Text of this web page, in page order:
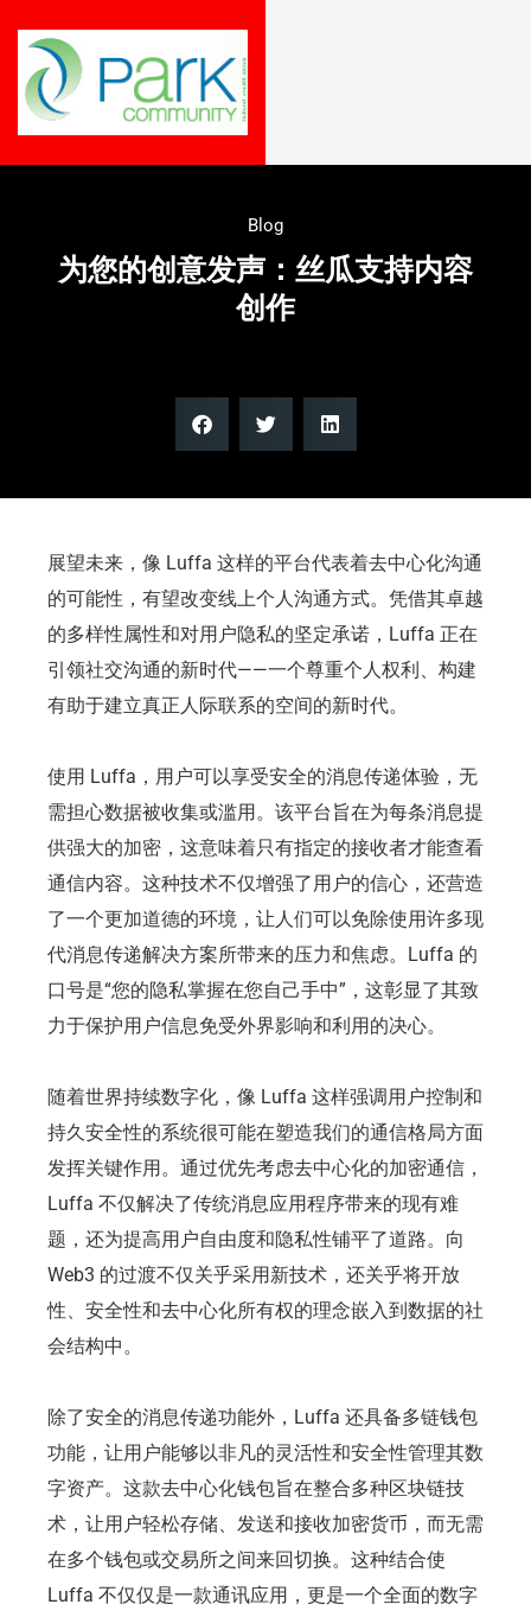
Blog
为您的创意发声：丝瓜支持内容
创作
展望未来，像 Luffa 这样的平台代表着去中心化沟通
的可能性，有望改变线上个人沟通方式。凭借其卓越
的多样性属性和对用户隐私的坚定承诺，Luffa 正在
引领社交沟通的新时代——一个尊重个人权利、构建
有助于建立真正人际联系的空间的新时代。
使用 Luffa，用户可以享受安全的消息传递体验，无
需担心数据被收集或滥用。该平台旨在为每条消息提
供强大的加密，这意味着只有指定的接收者才能查看
通信内容。这种技术不仅增强了用户的信心，还营造
了一个更加道德的环境，让人们可以免除使用许多现
代消息传递解决方案所带来的压力和焦虑。Luffa 的
口号是“您的隐私掌握在您自己手中”，这彰显了其致
力于保护用户信息免受外界影响和利用的决心。
随着世界持续数字化，像 Luffa 这样强调用户控制和
持久安全性的系统很可能在塑造我们的通信格局方面
发挥关键作用。通过优先考虑去中心化的加密通信，
Luffa 不仅解决了传统消息应用程序带来的现有难
题，还为提高用户自由度和隐私性铺平了道路。向
Web3 的过渡不仅关乎采用新技术，还关乎将开放
性、安全性和去中心化所有权的理念嵌入到数据的社
会结构中。
除了安全的消息传递功能外，Luffa 还具备多链钱包
功能，让用户能够以非凡的灵活性和安全性管理其数
字资产。这款去中心化钱包旨在整合多种区块链技
术，让用户轻松存储、发送和接收加密货币，而无需
在多个钱包或交易所之间来回切换。这种结合使
Luffa 不仅仅是一款通讯应用，更是一个全面的数字